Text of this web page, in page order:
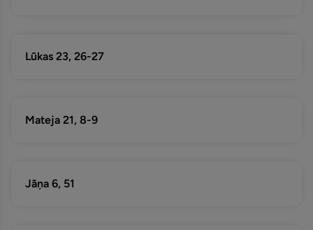
Lūkas 23, 26-27
Mateja 21, 8-9
Jāņa 6, 51